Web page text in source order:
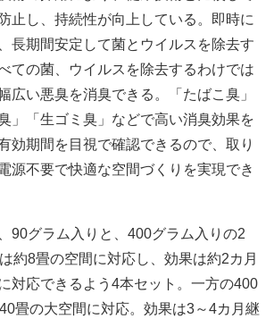
止し、持続性が向上している。即時に
長期間安定して菌とウイルスを除去す
ての菌、ウイルスを除去するわけでは
広い悪臭を消臭できる。「たばこ臭」
」「生ゴミ臭」などで高い消臭効果を
効期間を目視で確認できるので、取り
源不要で快適な空間づくりを実現でき
90グラム入りと、400グラム入りの2
約8畳の空間に対応し、効果は約2カ月
対応できるよう4本セット。一方の400
畳の大空間に対応。効果は3～4カ月継